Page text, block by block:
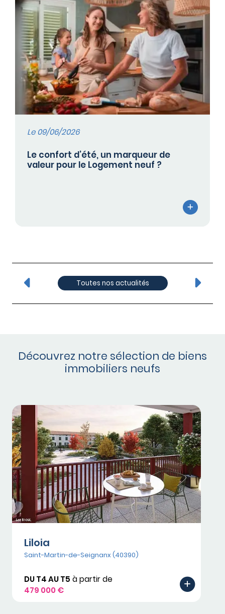
Le 09/06/2026
Le confort d’été, un marqueur de
valeur pour le Logement neuf ?
Toutes nos actualités
Découvrez notre sélection de biens
immobiliers neufs
Liloia
Saint-Martin-de-Seignanx (40390)
DU T4 AU T5 à partir de
479 000 €